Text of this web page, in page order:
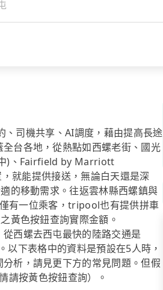
司機共享、AI調度，藉由提高長途
台各地，從熱點如西螺老街、國光
中)、Fairfield by Marriott
就能提供接送，無論白天還是深
的移動需求。往返雲林縣西螺鎮與
有一位乘客，tripool也有提供拼車
黃色按鈕查詢實際金額。
西螺去西屯最快的陸路交通是
下表格中的資料是預設在5人時，
析，請見更下方的常見問題。但假
請按黃色按鈕查詢）。